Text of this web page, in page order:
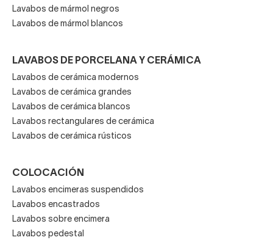
Lavabos de mármol negros
Lavabos de mármol blancos
LAVABOS DE PORCELANA Y CERÁMICA
Lavabos de cerámica modernos
Lavabos de cerámica grandes
Lavabos de cerámica blancos
Lavabos rectangulares de cerámica
Lavabos de cerámica rústicos
COLOCACIÓN
Lavabos encimeras suspendidos
Lavabos encastrados
Lavabos sobre encimera
Lavabos pedestal